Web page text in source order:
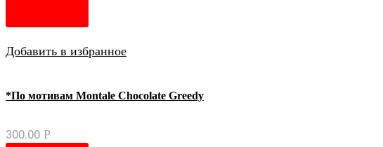
Добавить в избранное
*По мотивам Montale Chocolate Greedy
300.00 Р